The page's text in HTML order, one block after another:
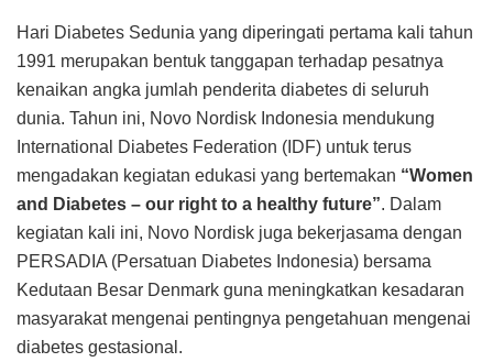
Hari Diabetes Sedunia yang diperingati pertama kali tahun
1991 merupakan bentuk tanggapan terhadap pesatnya
kenaikan angka jumlah penderita diabetes di seluruh
dunia. Tahun ini, Novo Nordisk Indonesia mendukung
International Diabetes Federation (IDF) untuk terus
mengadakan kegiatan edukasi yang bertemakan “Women
and Diabetes – our right to a healthy future”. Dalam
kegiatan kali ini, Novo Nordisk juga bekerjasama dengan
PERSADIA (Persatuan Diabetes Indonesia) bersama
Kedutaan Besar Denmark guna meningkatkan kesadaran
masyarakat mengenai pentingnya pengetahuan mengenai
diabetes gestasional.